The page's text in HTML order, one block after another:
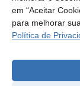
em “Aceitar
para melhorar
Política de
9º Andar CEP
Central de